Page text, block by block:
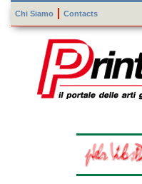
Chi Siamo Contacts